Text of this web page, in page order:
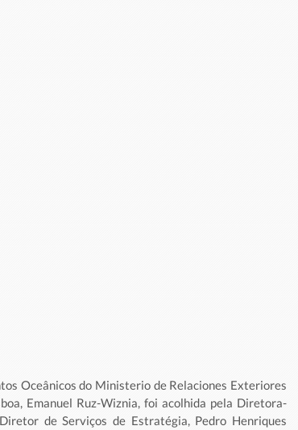
Oceânicos do Ministerio de Relaciones Exteriores
Emanuel Ruz-Wiznia, foi acolhida pela Diretora-
de Serviços de Estratégia, Pedro Henriques